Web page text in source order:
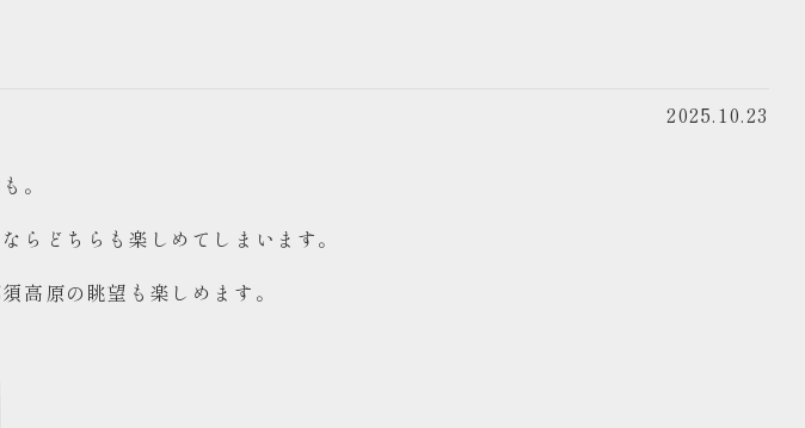
2025.10.23
。
らどちらも楽しめてしまいます。
高原の眺望も楽しめます。